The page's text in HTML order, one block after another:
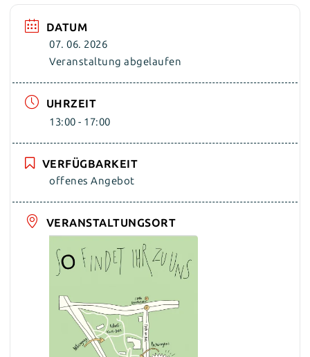
DATUM
07. 06. 2026
Veranstaltung abgelaufen
UHRZEIT
13:00 - 17:00
VERFÜGBARKEIT
offenes Angebot
VERANSTALTUNGSORT